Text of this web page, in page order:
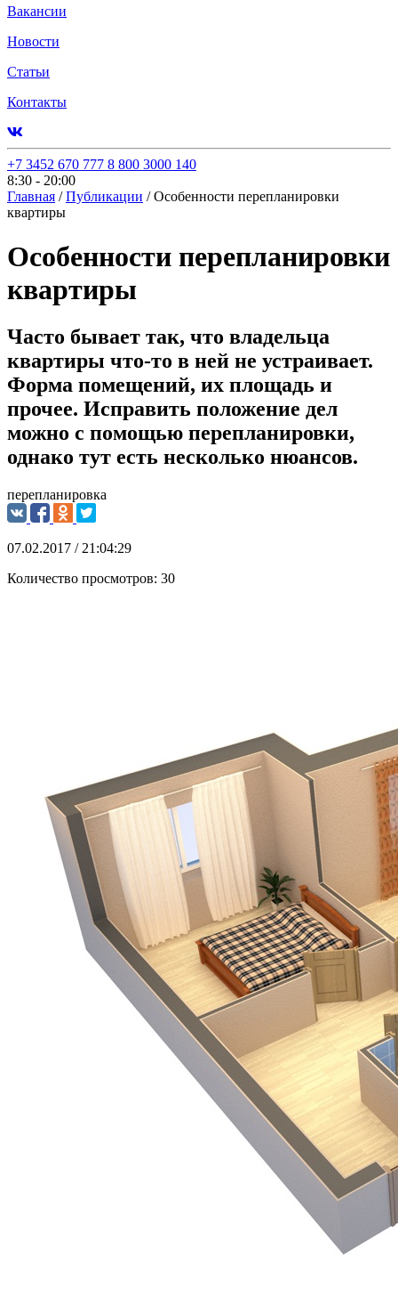
Вакансии
Новости
Статьи
Контакты
+7 3452 670 777 8 800 3000 140
8:30 - 20:00
Главная / Публикации / Особенности перепланировки
квартиры
Особенности перепланировки
квартиры
Часто бывает так, что владельца
квартиры что-то в ней не устраивает.
Форма помещений, их площадь и
прочее. Исправить положение дел
можно с помощью перепланировки,
однако тут есть несколько нюансов.
перепланировка
07.02.2017 / 21:04:29
Количество просмотров: 30